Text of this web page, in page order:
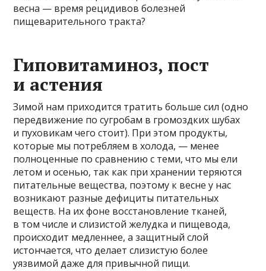
весна — время рецидивов болезней
пищеварительного тракта?
Гиповитаминоз, пост
и астения
Зимой нам приходится тратить больше сил (одно
передвижение по сугробам в громоздких шубах
и пуховикам чего стоит). При этом продукты,
которые мы потребляем в холода, — менее
полноценные по сравнению с теми, что мы ели
летом и осенью, так как при хранении теряются
питательные вещества, поэтому к весне у нас
возникают разные дефициты питательных
веществ. На их фоне восстановление тканей,
в том числе и слизистой желудка и пищевода,
происходит медленнее, а защитный слой
истончается, что делает слизистую более
уязвимой даже для привычной пищи.